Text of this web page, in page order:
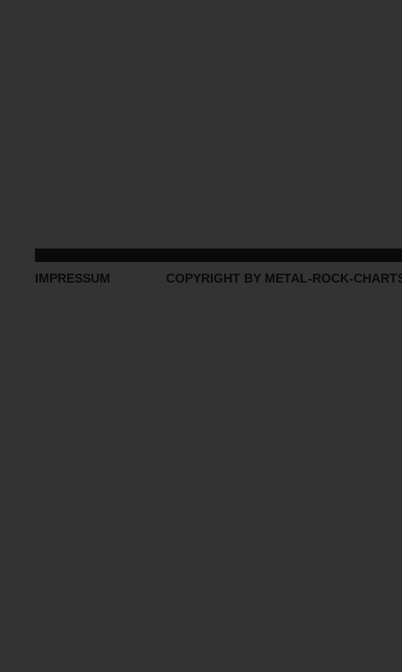
IMPRESSUM COPYRIGHT BY METAL-ROCK-